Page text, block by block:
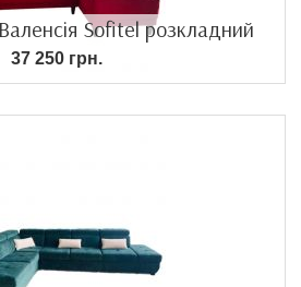
Sofitel розкладний
37 250 грн.